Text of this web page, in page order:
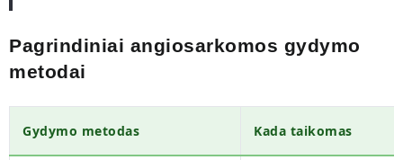
Pagrindiniai angiosarkomos gydymo
metodai
Gydymo metodas Kada taikomas